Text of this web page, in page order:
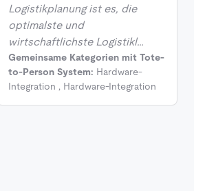
Logistikplanung ist es, die
optimalste und
wirtschaftlichste Logistikl…
Gemeinsame Kategorien mit Tote-
to-Person System: Hardware-
Integration , Hardware-Integration